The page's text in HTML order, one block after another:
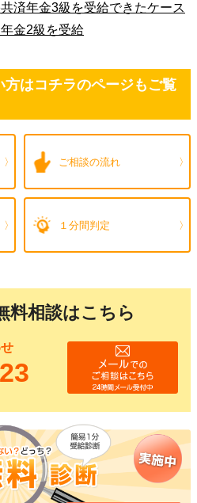
済年金3級を受給できたケース
金2級を受給
方はコチラのページもご覧
ご相談の流れ
１分間判定
料相談はこちら